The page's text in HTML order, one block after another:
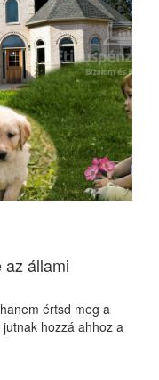
az állami
értsd meg a
hozzá ahhoz a